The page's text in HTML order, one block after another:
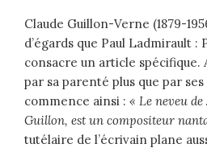
Claude Guillon-Verne (1879-
d’égards que Paul Ladmirault :
consacre un article
par sa parenté plus que par
commence ainsi : « Le neveu de
Guillon, est un compositeur
tutélaire de l’écrivain plane